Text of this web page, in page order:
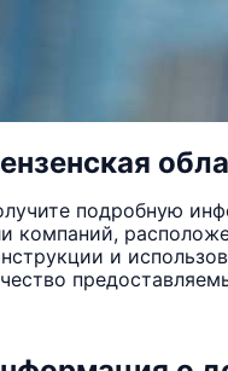
подробную
компаний,
и